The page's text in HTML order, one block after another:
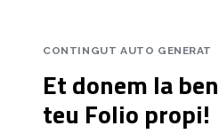
CONTINGUT AUTO GENERAT
Et donem la
teu Folio propi!